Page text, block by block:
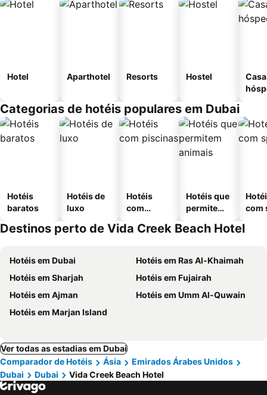
Hotel Aparthotel Resorts Hostel
Categorias de hotéis populares em Dubai
Hotéis
baratos
Hotéis de
luxo
Hotéis
com
Hotéis que
permitem
com
Destinos perto de Vida Creek Beach Hotel
Hotéis em Dubai
Hotéis em Ras Al-Khaimah
Hotéis em Sharjah
Hotéis em Fujairah
Hotéis em Ajman
Hotéis em Umm Al-Quwain
Hotéis em Marjan Island
Ver todas as estadias em Dubai
Comparador de Hotéis
Ásia
Emirados Árabes Unidos
Dubai
Dubai Vida Creek Beach Hotel